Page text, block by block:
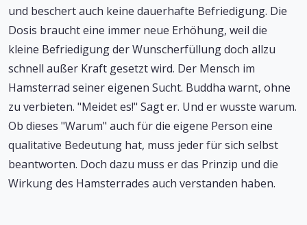
und beschert auch keine dauerhafte Befriedigung. Die
Dosis braucht eine immer neue Erhöhung, weil die
kleine Befriedigung der Wunscherfüllung doch allzu
schnell außer Kraft gesetzt wird. Der Mensch im
Hamsterrad seiner eigenen Sucht. Buddha warnt, ohne
zu verbieten. "Meidet es!" Sagt er. Und er wusste warum.
Ob dieses "Warum" auch für die eigene Person eine
qualitative Bedeutung hat, muss jeder für sich selbst
beantworten. Doch dazu muss er das Prinzip und die
Wirkung des Hamsterrades auch verstanden haben.